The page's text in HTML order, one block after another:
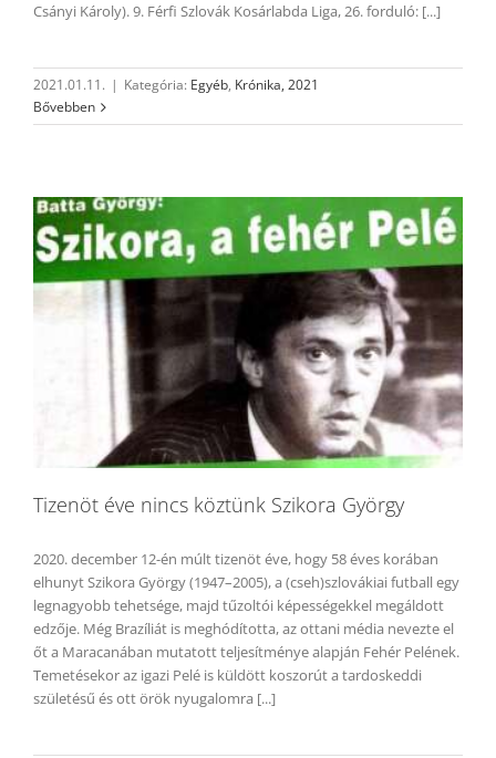
Csányi Károly). 9. Férfi Szlovák Kosárlabda Liga, 26. forduló: [...]
2021.01.11. | Kategória: Egyéb, Krónika, 2021
Bővebben
Tizenöt éve nincs köztünk Szikora György
2020. december 12-én múlt tizenöt éve, hogy 58 éves korában
elhunyt Szikora György (1947–2005), a (cseh)szlovákiai futball egy
legnagyobb tehetsége, majd tűzoltói képességekkel megáldott
edzője. Még Brazíliát is meghódította, az ottani média nevezte el
őt a Maracanában mutatott teljesítménye alapján Fehér Pelének.
Temetésekor az igazi Pelé is küldött koszorút a tardoskeddi
születésű és ott örök nyugalomra [...]